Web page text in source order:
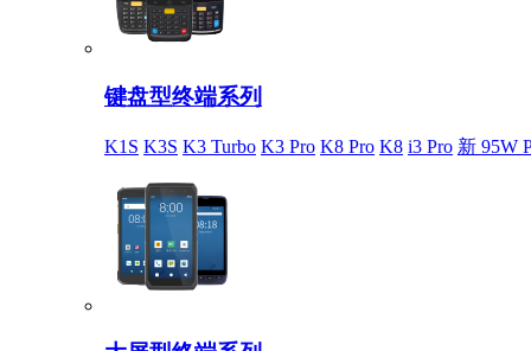
键盘型终端系列
K1S K3S K3 Turbo K3 Pro K8 Pro K8 i3 Pro 新 95W